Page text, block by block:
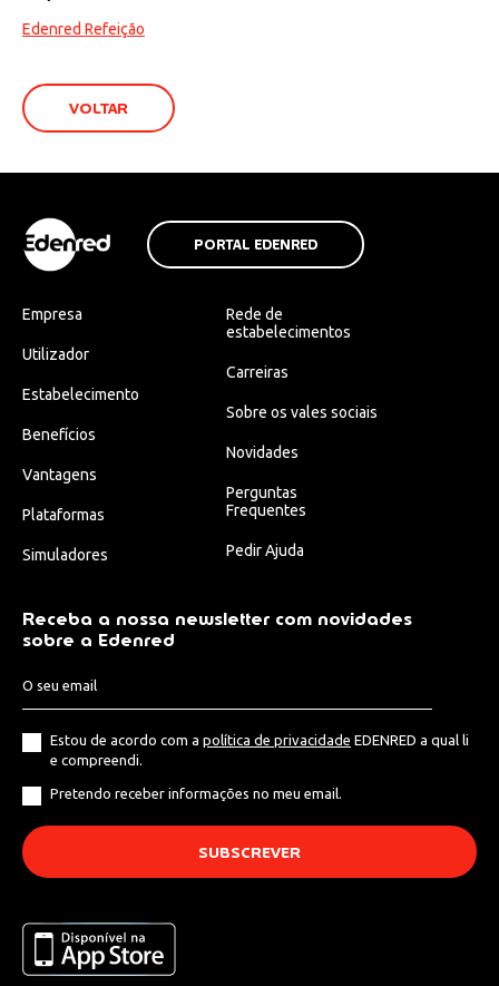
Edenred Refeição
VOLTAR
PORTAL EDENRED
Empresa
Utilizador
Estabelecimento
Benefícios
Vantagens
Plataformas
Simuladores
Rede de
estabelecimentos
Carreiras
Sobre os vales sociais
Novidades
Perguntas
Frequentes
Pedir Ajuda
Receba a nossa newsletter com novidades
sobre a Edenred
Estou de acordo com a política de privacidade EDENRED a qual li
e compreendi.
Pretendo receber informações no meu email.